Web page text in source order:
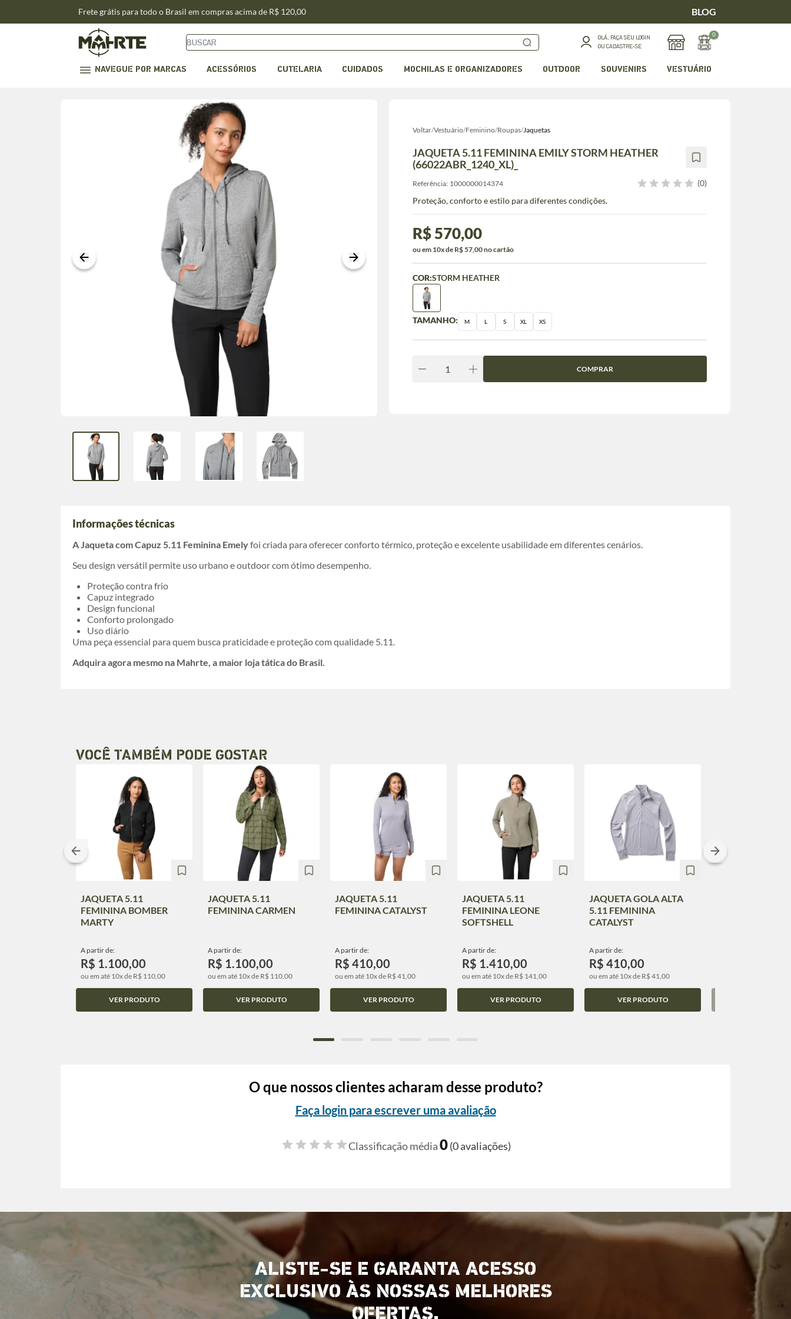
Frete grátis para todo o Brasil em compras acima de R$ 120,00 BLOG
OLÁ, FAÇA SEU LOGIN
OU CADASTRE-SE
0
NAVEGUE POR MARCAS ACESSÓRIOS CUTELARIA CUIDADOS MOCHILAS E ORGANIZADORES OUTDOOR SOUVENIRS VESTUÁRIO
Voltar/Vestuário/Feminino/Roupas/Jaquetas
JAQUETA 5.11 FEMININA EMILY STORM HEATHER
(66022ABR_1240_XL)_
Referência: 1000000014374
(0)
Proteção, conforto e estilo para diferentes condições.
R$ 570,00
ou em 10x de R$ 57,00 no cartão
TAMANHO: M L S XL XS
COR:STORM HEATHER
COMPRAR
Informações técnicas
A Jaqueta com Capuz 5.11 Feminina Emelyfoi criada para oferecer conforto térmico, proteção e excelente usabilidade em diferentes cenários.
Seu design versátil permite uso urbano e outdoor com ótimo desempenho.
Proteção contra frio
Capuz integrado
Design funcional
Conforto prolongado
Uso diário
Uma peça essencial para quem busca praticidade e proteção com qualidade 5.11.
Adquira agora mesmo na Mahrte, a maior loja tática do Brasil.
VOCÊ TAMBÉM PODE GOSTAR
JAQUETA 5.11
FEMININA BOMBER
MARTY
A partir de:
R$ 1.100,00
ou em até 10x de R$ 110,00
VER PRODUTO
JAQUETA 5.11
FEMININA CARMEN
A partir de:
R$ 1.100,00
ou em até 10x de R$ 110,00
VER PRODUTO
JAQUETA 5.11
FEMININA CATALYST
A partir de:
R$ 410,00
ou em até 10x de R$ 41,00
VER PRODUTO
JAQUETA 5.11
FEMININA LEONE
SOFTSHELL
A partir de:
R$ 1.410,00
ou em até 10x de R$ 141,00
VER PRODUTO
JAQUETA GOLA ALTA
5.11 FEMININA
CATALYST
A partir de:
R$ 410,00
ou em até 10x de R$ 41,00
VER PRODUTO
O que nossos clientes acharam desse produto?
Faça login para escrever uma avaliação
Classificação média0(0 avaliações)
ALISTE-SE E GARANTA ACESSO
EXCLUSIVO ÀS NOSSAS MELHORES
OFERTAS.